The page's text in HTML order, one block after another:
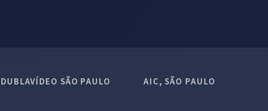
DUBLAVÍDEO SÃO PAULO AIC, SÃO PAULO